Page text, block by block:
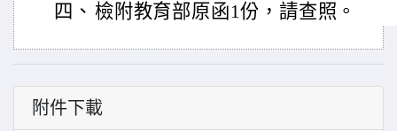
四、 檢附教育部原函1份，請查照。
附件下載